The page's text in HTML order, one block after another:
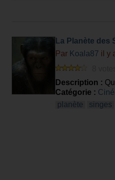
La Planète des
Par Koala87 il y
Description :
Catégorie :
planète
singes